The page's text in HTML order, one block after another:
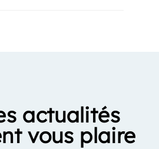
actualités
vous plaire